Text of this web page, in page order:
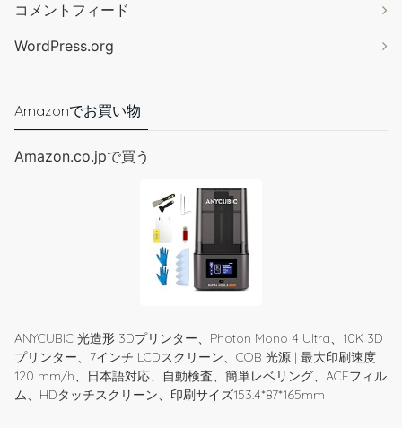
コメントフィード
WordPress.org
Amazonでお買い物
Amazon.co.jpで買う
ANYCUBIC 光造形 3Dプリンター、Photon Mono 4 Ultra、10K 3D
プリンター、7インチ LCDスクリーン、COB 光源 | 最大印刷速度
120 mm/h、日本語対応、自動検査、簡単レベリング、ACFフィル
ム、HDタッチスクリーン、印刷サイズ153.4*87*165mm